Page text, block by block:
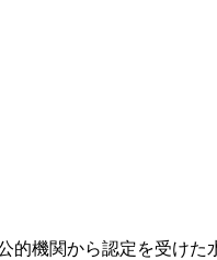
的機関から認定を受け